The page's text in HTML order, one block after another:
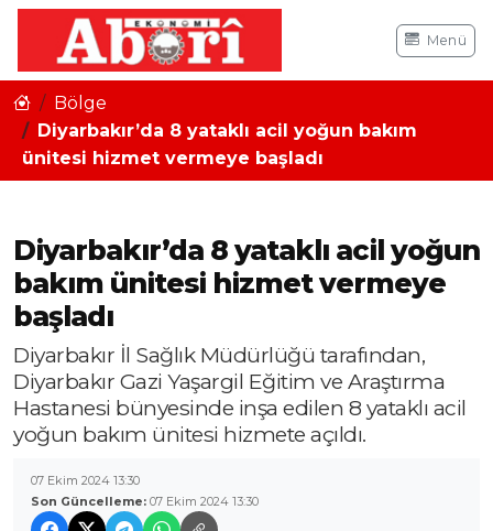
Menü
Bölge
Diyarbakır’da 8 yataklı acil yoğun bakım
ünitesi hizmet vermeye başladı
Diyarbakır’da 8 yataklı acil yoğun
bakım ünitesi hizmet vermeye
başladı
Diyarbakır İl Sağlık Müdürlüğü tarafından,
Diyarbakır Gazi Yaşargil Eğitim ve Araştırma
Hastanesi bünyesinde inşa edilen 8 yataklı acil
yoğun bakım ünitesi hizmete açıldı.
07 Ekim 2024 13:30
Son Güncelleme: 07 Ekim 2024 13:30